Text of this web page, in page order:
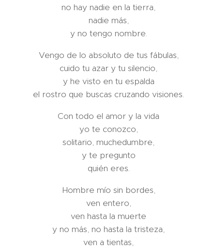
no hay nadie en la tierra,
nadie más,
y no tengo nombre.
Vengo de lo absoluto de tus fábulas,
cuido tu azar y tu silencio,
y he visto en tu espalda
el rostro que buscas cruzando visiones.
Con todo el amor y la vida
yo te conozco,
solitario, muchedumbre,
y te pregunto
quién eres.
Hombre mío sin bordes,
ven entero,
ven hasta la muerte
y no más, no hasta la tristeza,
ven a tientas,